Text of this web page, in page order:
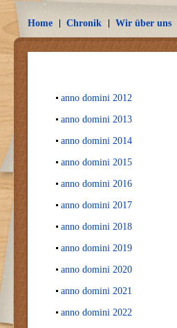
Home Chronik Wir über uns
anno domini 2012
anno domini 2013
anno domini 2014
anno domini 2015
anno domini 2016
anno domini 2017
anno domini 2018
anno domini 2019
anno domini 2020
anno domini 2021
anno domini 2022